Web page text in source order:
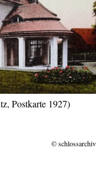
Postkarte 1927)
©